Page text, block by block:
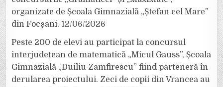
organizate de Școala Gimnazială „Ștefan cel Mare”
din Focșani. 12/06/2026
Peste 200 de elevi au participat la concursul
interjudețean de matematică „Micul Gauss”, Școala
Gimnazială „Duiliu Zamfirescu” fiind parteneră în
derularea proiectului. Zeci de copii din Vrancea au